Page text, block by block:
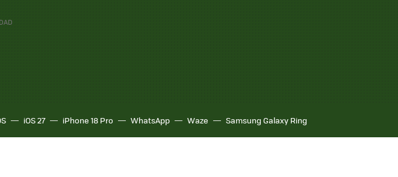
iOS 27 iPhone 18 Pro WhatsApp Waze Samsung Galaxy Ring